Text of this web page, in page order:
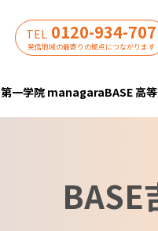
第一学院 managaraBASE 高
TEL 0120-934-707
発信地域の最寄りの拠点につながります
BASE